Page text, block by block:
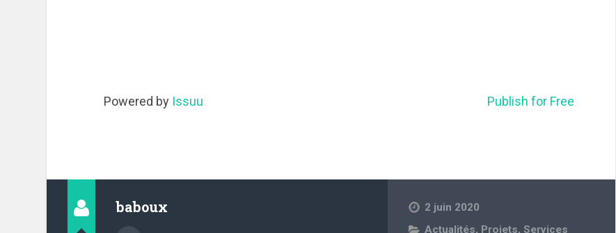
Powered by Issuu Publish for Free
baboux
2 juin 2020
Actualités, Projets,Services